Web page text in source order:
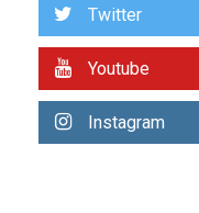
7
Twitter
Youtube
Instagram